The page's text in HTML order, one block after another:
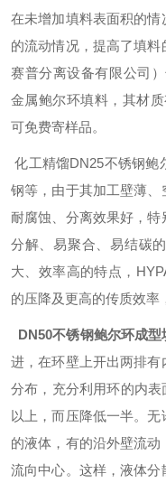
在未增加填料表面积的
的流动情况，提高了填
赛普分离设备有限公司
金属鲍尔环填料，其材质
可免费寄样品。
化工精馏DN25不锈钢鲍
钢等，由于其加工壁薄、
耐腐蚀、分离效果好，
分解、易聚合、易结碳
大、效率高的特点，
的压降及更高的传质效率
DN50不锈钢鲍尔环成型
进，在环壁上开出两排
分布，充分利用环的内
以上，而压降低一半。
的液体，有的沿外壁流
流向中心。这样，液体分